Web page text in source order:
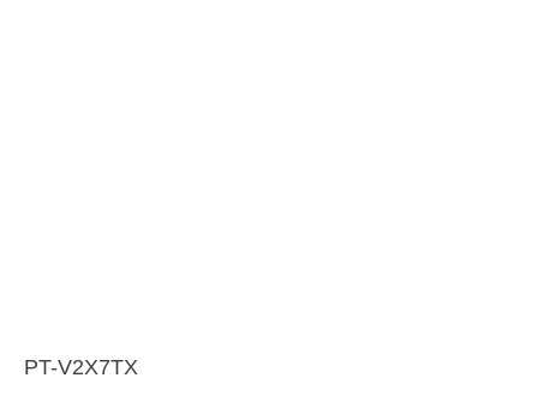
PT-V2X7TX